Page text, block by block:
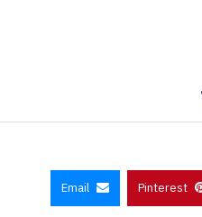
Pinterest
Email